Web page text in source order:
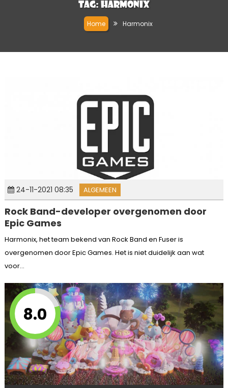
Tag: Harmonix
Home Harmonix
24-11-2021 08:35 ALGEMEEN
Rock Band-developer overgenomen door
Epic Games
Harmonix, het team bekend van Rock Band en Fuser is
overgenomen door Epic Games. Het is niet duidelijk aan wat
voor...
8.0